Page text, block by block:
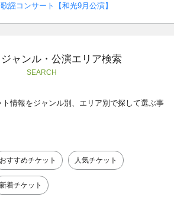
謡コンサート【和光9月公演】
ャンル・公演エリア検索
SEARCH
情報をジャンル別、エリア別で探して選ぶ事
おすすめチケット 人気チケット
新着チケット